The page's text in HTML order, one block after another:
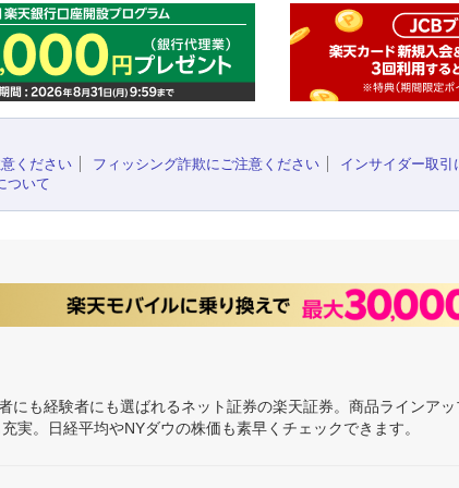
ください
フィッシング詐欺にご注意ください インサイダー取引
ついて
にも経験者にも選ばれるネット証券の楽天証券。商品ラインア
。日経平均やNYダウの株価も素早くチェックできます。